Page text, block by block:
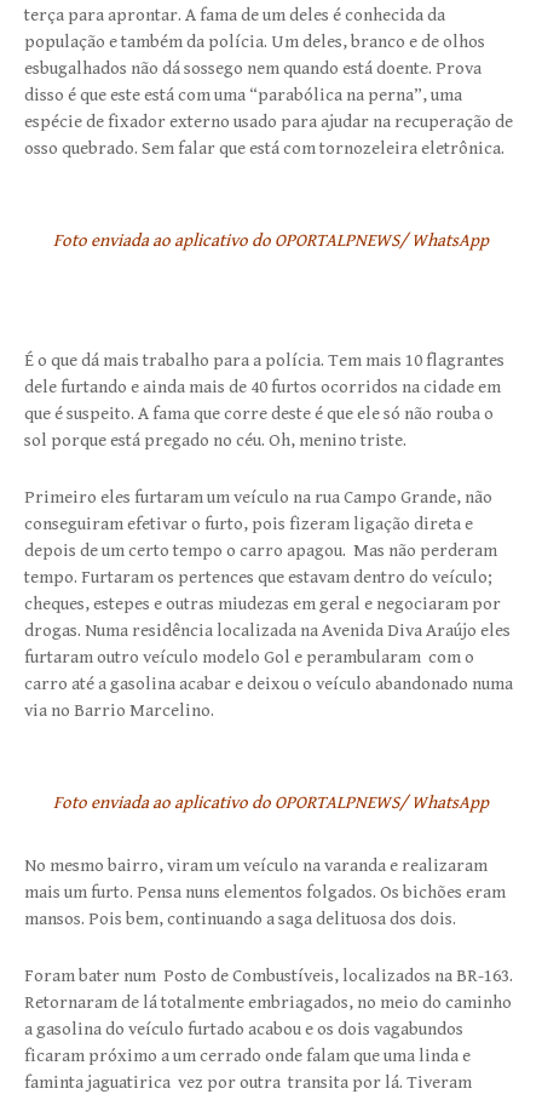
terça para aprontar. A fama de um deles é conhecida da
população e também da polícia. Um deles, branco e de olhos
esbugalhados não dá sossego nem quando está doente. Prova
disso é que este está com uma “parabólica na perna”, uma
espécie de fixador externo usado para ajudar na recuperação de
osso quebrado. Sem falar que está com tornozeleira eletrônica.
Foto enviada ao aplicativo do OPORTALPNEWS/ WhatsApp
É o que dá mais trabalho para a polícia. Tem mais 10 flagrantes
dele furtando e ainda mais de 40 furtos ocorridos na cidade em
que é suspeito. A fama que corre deste é que ele só não rouba o
sol porque está pregado no céu. Oh, menino triste.
Primeiro eles furtaram um veículo na rua Campo Grande, não
conseguiram efetivar o furto, pois fizeram ligação direta e
depois de um certo tempo o carro apagou. Mas não perderam
tempo. Furtaram os pertences que estavam dentro do veículo;
cheques, estepes e outras miudezas em geral e negociaram por
drogas. Numa residência localizada na Avenida Diva Araújo eles
furtaram outro veículo modelo Gol e perambularam com o
carro até a gasolina acabar e deixou o veículo abandonado numa
via no Barrio Marcelino.
Foto enviada ao aplicativo do OPORTALPNEWS/ WhatsApp
No mesmo bairro, viram um veículo na varanda e realizaram
mais um furto. Pensa nuns elementos folgados. Os bichões eram
mansos. Pois bem, continuando a saga delituosa dos dois.
Foram bater num Posto de Combustíveis, localizados na BR-163.
Retornaram de lá totalmente embriagados, no meio do caminho
a gasolina do veículo furtado acabou e os dois vagabundos
ficaram próximo a um cerrado onde falam que uma linda e
faminta jaguatirica vez por outra transita por lá. Tiveram